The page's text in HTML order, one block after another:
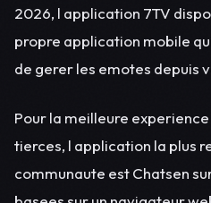
2026, l application 7TV
propre application mobile
de gerer les emotes depuis
Pour la meilleure
tierces, l application la plus
communaute est Chatsen